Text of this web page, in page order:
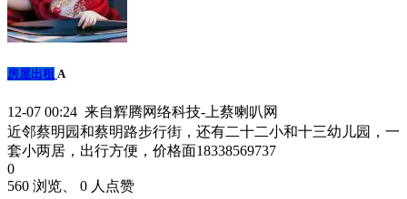
房屋出租 A
12-07 00:24 来自辉腾网络科技-上蔡喇叭网
近邻蔡明园和蔡明路步行街，还有二十二小和十三幼儿园，一
套小两居，出行方便，价格面18338569737
0
560 浏览、 0 人点赞